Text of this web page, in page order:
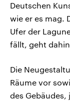
Deutschen
wie er es mag.
Ufer der
fällt, geht
Die
Räume vor
des Gebäudes,